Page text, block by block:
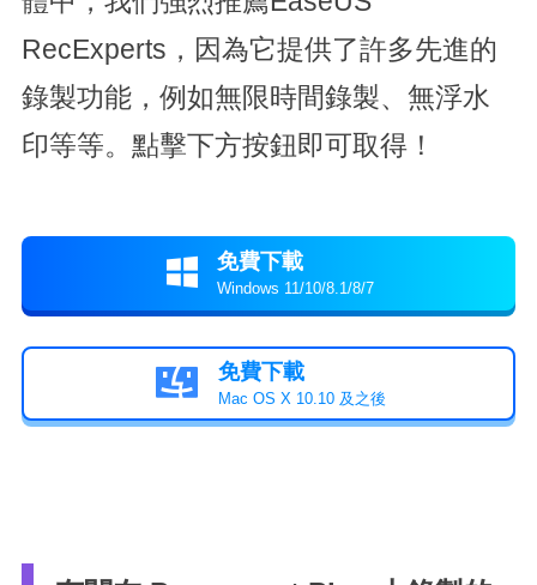
RecExperts，因為它提供了許多先進的
錄製功能，例如無限時間錄製、無浮水
印等等。點擊下方按鈕即可取得！
 免費下載
Windows 11/10/8.1/8/7
 免費下載
Mac OS X 10.10 及之後